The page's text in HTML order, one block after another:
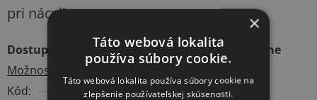
pri nácviku.
Dostupnosť
3-4 týždne
Možnosti doručenia
Kód:
3-18900
×
Táto webová lokalita
používa súbory cookie.
Táto webová lokalita používa súbory cookie na
zlepšenie používateľskej skúsenosti.